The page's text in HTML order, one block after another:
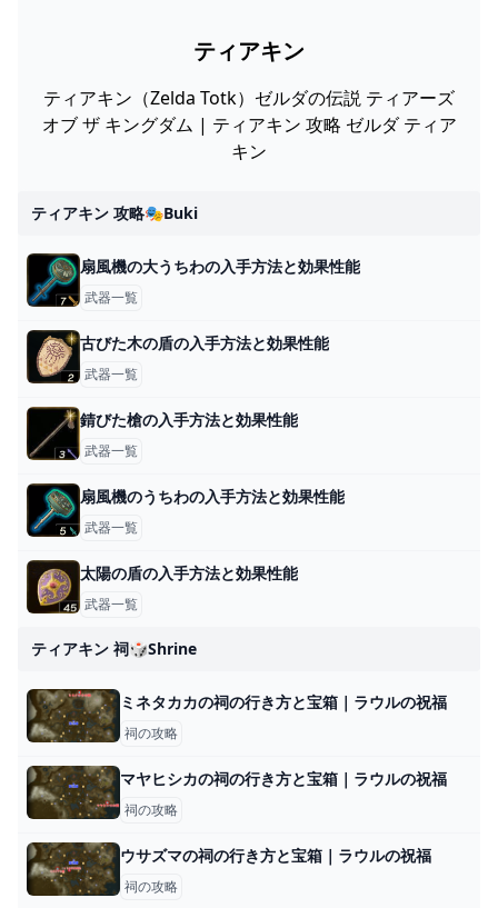
ティアキン
ティアキン（Zelda Totk）ゼルダの伝説 ティアーズ
オブ ザ キングダム | ティアキン 攻略 ゼルダ ティア
キン
ティアキン 攻略🎭buki
扇風機の大うちわの入手方法と効果性能
武器一覧
古びた木の盾の入手方法と効果性能
武器一覧
錆びた槍の入手方法と効果性能
武器一覧
扇風機のうちわの入手方法と効果性能
武器一覧
太陽の盾の入手方法と効果性能
武器一覧
ティアキン 祠🎲shrine
ミネタカカの祠の行き方と宝箱｜ラウルの祝福
祠の攻略
マヤヒシカの祠の行き方と宝箱｜ラウルの祝福
祠の攻略
ウサズマの祠の行き方と宝箱｜ラウルの祝福
祠の攻略